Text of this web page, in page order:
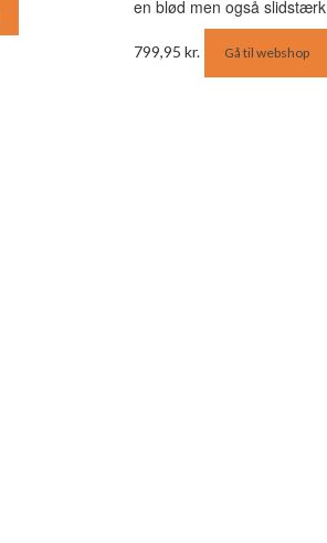
en blød men også slidstærk
799,95 kr. Gå til webshop